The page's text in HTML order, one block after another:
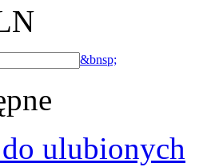
&bnsp;
ulubionych